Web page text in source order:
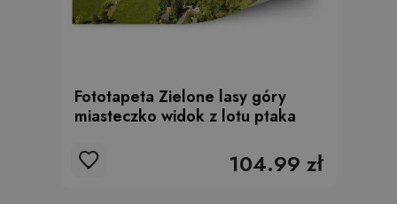
Fototapeta Zielone lasy góry
miasteczko widok z lotu ptaka
104.99 zł